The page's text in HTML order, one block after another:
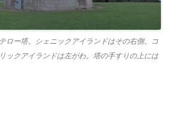
ロー塔。シェニックアイランドはその右側。コ
ックアイランドは左がわ。塔の手すりの上には